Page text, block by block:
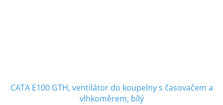
CATA E100 GTH, ventilátor do koupelny s časovačem a
vlhkoměrem, bílý